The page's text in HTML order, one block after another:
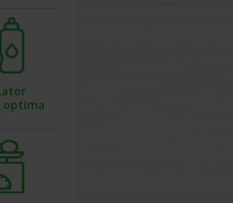
optima